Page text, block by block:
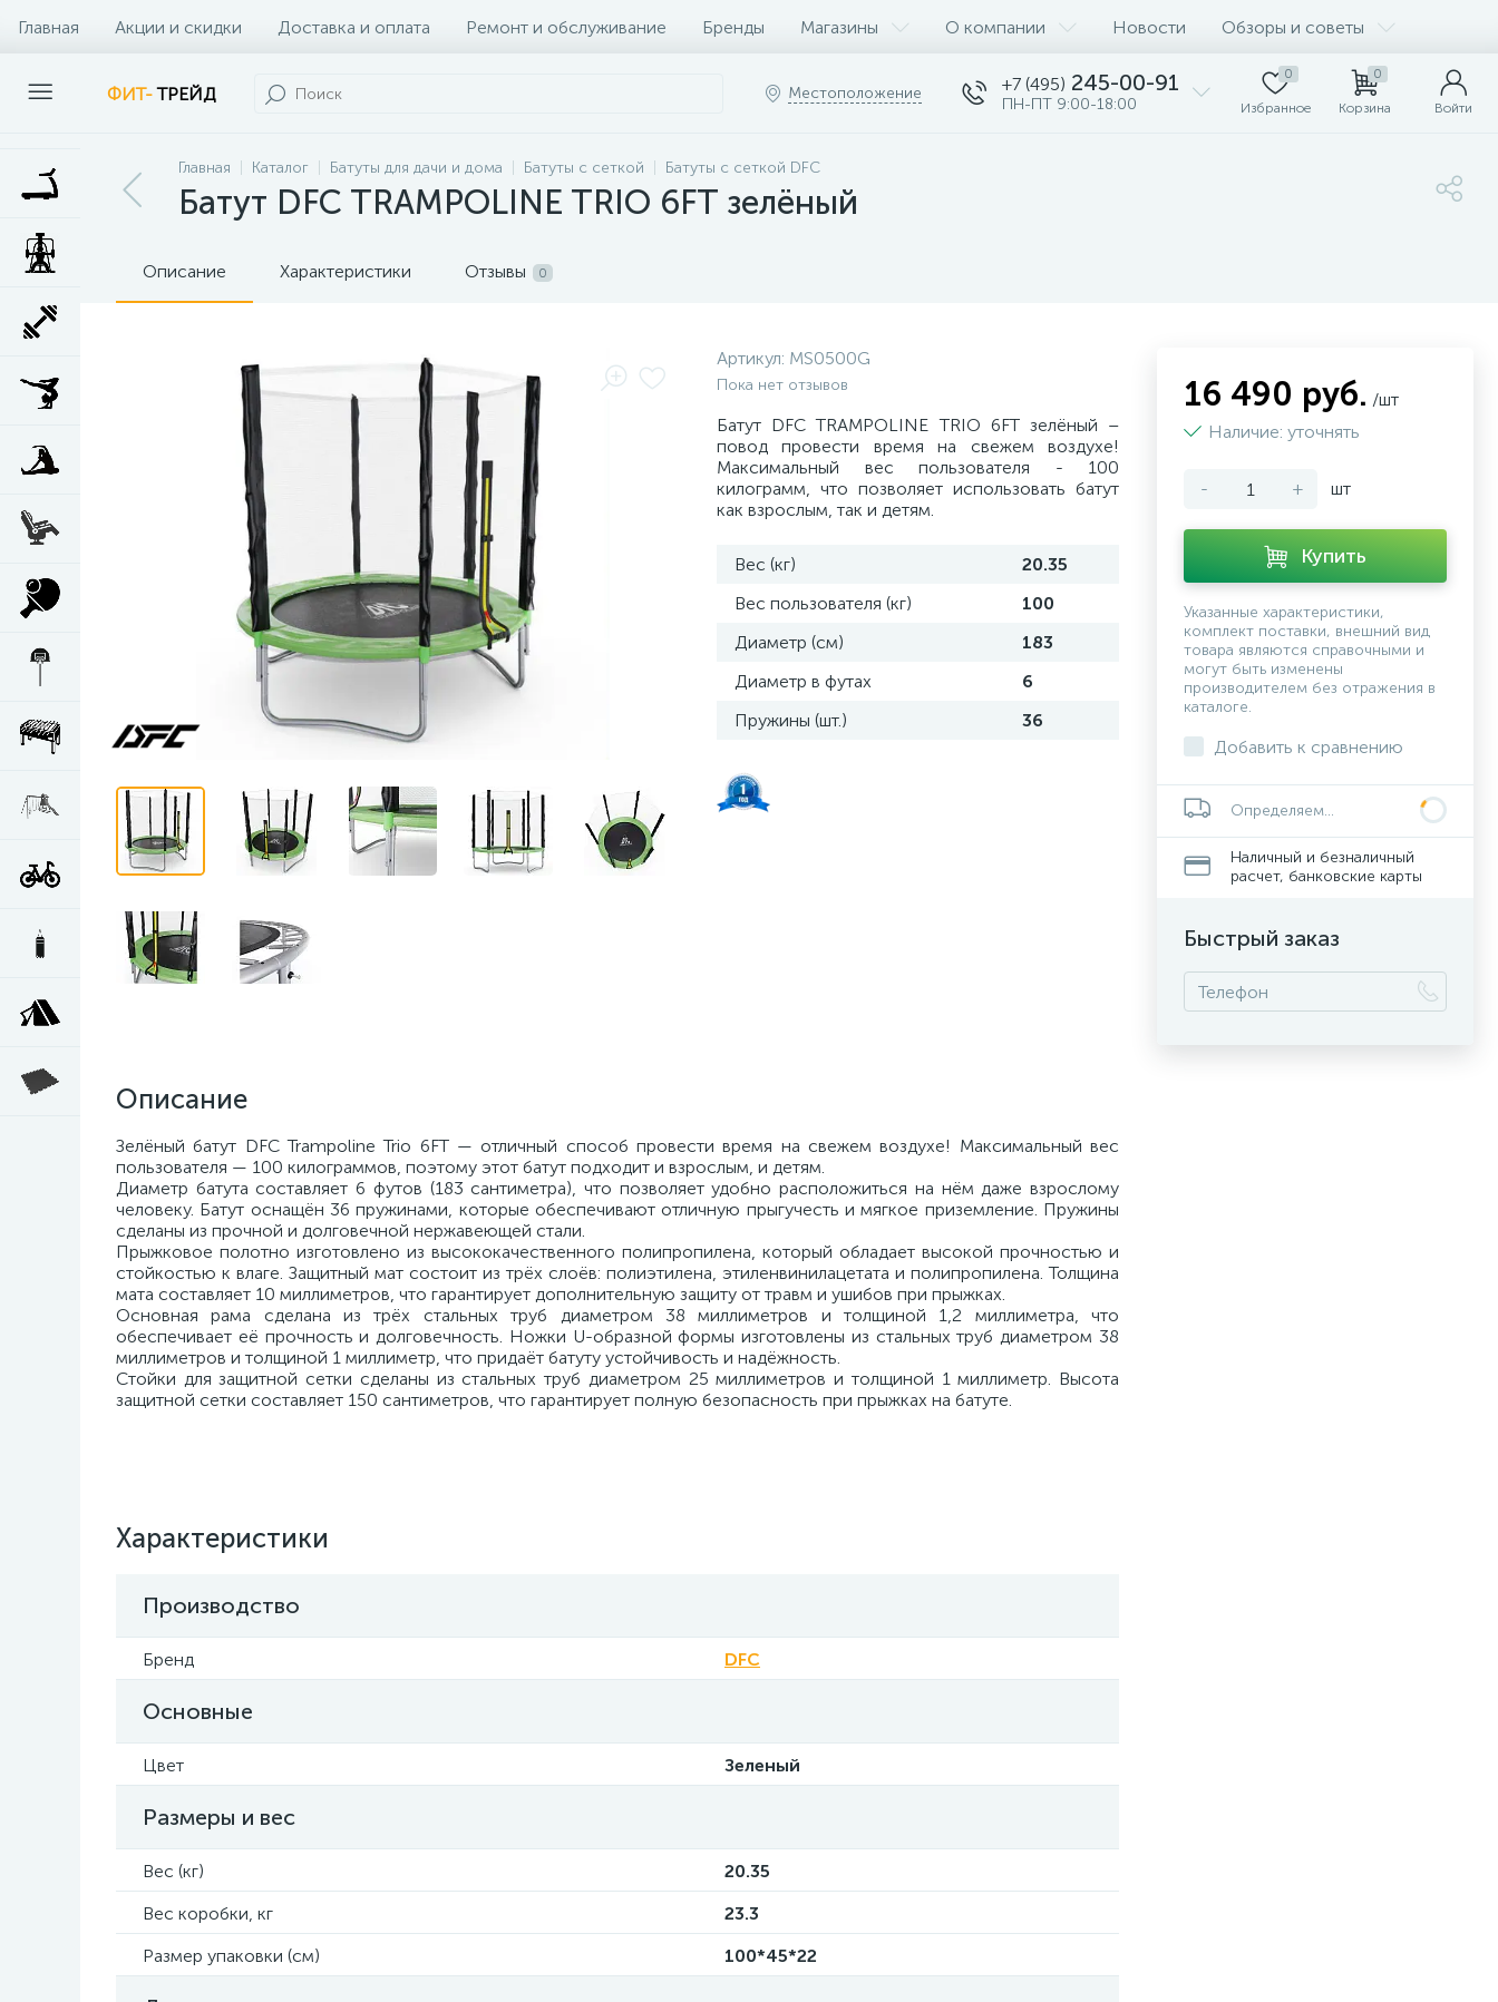
Главная Акции и скидки Доставка и оплата Ремонт и обслуживание Бренды Магазины О компании Новости Обзоры и советы
Наши клиенты Контакты
ФИТ-ТРЕЙД Местоположение +7 (495) 245-00-91
ПН-ПТ 9:00-18:00
0
Избранное
0
Корзина Войти
Главная Каталог Батуты для дачи и дома Батуты с сеткой Батуты с сеткой DFC
Батут DFC TRAMPOLINE TRIO 6FT зелёный
Описание Характеристики Отзывы 0
Артикул: MS0500G
Пока нет отзывов
Батут DFC TRAMPOLINE TRIO 6FT зелёный –
повод провести время на свежем воздухе!
Максимальный вес пользователя - 100
килограмм, что позволяет использовать батут
как взрослым, так и детям.
Вес (кг)
20.35
Вес пользователя (кг)
100
Диаметр (см)
183
Диаметр в футах
6
Пружины (шт.)
36
Описание
Зелёный батут DFC Trampoline Trio 6FT — отличный способ провести время на свежем воздухе! Максимальный вес
пользователя — 100 килограммов, поэтому этот батут подходит и взрослым, и детям.
Диаметр батута составляет 6 футов (183 сантиметра), что позволяет удобно расположиться на нём даже взрослому
человеку. Батут оснащён 36 пружинами, которые обеспечивают отличную прыгучесть и мягкое приземление. Пружины
сделаны из прочной и долговечной нержавеющей стали.
Прыжковое полотно изготовлено из высококачественного полипропилена, который обладает высокой прочностью и
стойкостью к влаге. Защитный мат состоит из трёх слоёв: полиэтилена, этиленвинилацетата и полипропилена. Толщина
мата составляет 10 миллиметров, что гарантирует дополнительную защиту от травм и ушибов при прыжках.
Основная рама сделана из трёх стальных труб диаметром 38 миллиметров и толщиной 1,2 миллиметра, что
обеспечивает её прочность и долговечность. Ножки U-образной формы изготовлены из стальных труб диаметром 38
миллиметров и толщиной 1 миллиметр, что придаёт батуту устойчивость и надёжность.
Стойки для защитной сетки сделаны из стальных труб диаметром 25 миллиметров и толщиной 1 миллиметр. Высота
защитной сетки составляет 150 сантиметров, что гарантирует полную безопасность при прыжках на батуте.
Характеристики
Производство
Бренд DFC
Основные
Цвет Зеленый
Размеры и вес
Вес (кг)
20.35
Вес коробки, кг
23.3
Размер упаковки (см)
100*45*22
16 490 руб. /шт
Наличие: уточнять
- + шт
Купить
Указанные характеристики,
комплект поставки, внешний вид
товара являются справочными и
могут быть изменены
производителем без отражения в
каталоге.
Добавить к сравнению
Определяем...
Наличный и безналичный
расчет, банковские карты
Быстрый заказ